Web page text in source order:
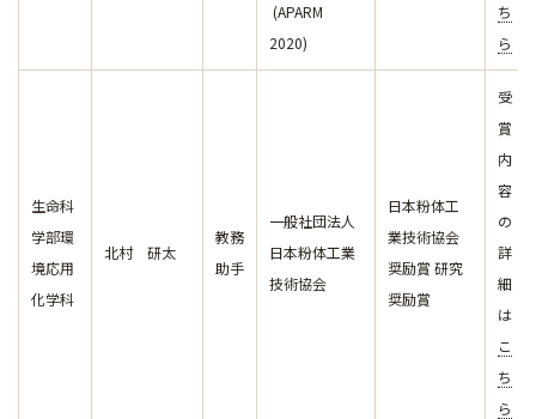
(APARM
2020)
ち
ら
生命科
学部環
境応用
化学科
北村 研太
教務
助手
一般社団法人
日本粉体工業
技術協会
日本粉体工
業技術協会
奨励賞 研究
奨励賞
受
賞
内
容
の
詳
細
は
こ
ち
ら